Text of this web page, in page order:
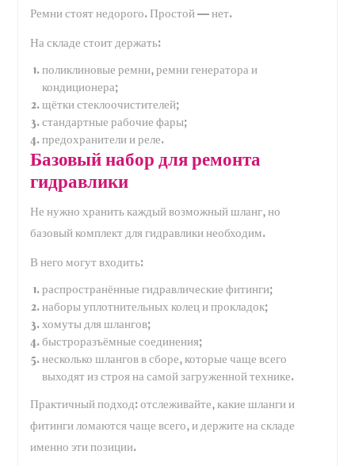
Ремни стоят недорого. Простой — нет.
На складе стоит держать:
поликлиновые ремни, ремни генератора и
кондиционера;
щётки стеклоочистителей;
стандартные рабочие фары;
предохранители и реле.
Базовый набор для ремонта
гидравлики
Не нужно хранить каждый возможный шланг, но
базовый комплект для гидравлики необходим.
В него могут входить:
распространённые гидравлические фитинги;
наборы уплотнительных колец и прокладок;
хомуты для шлангов;
быстроразъёмные соединения;
несколько шлангов в сборе, которые чаще всего
выходят из строя на самой загруженной технике.
Практичный подход: отслеживайте, какие шланги и
фитинги ломаются чаще всего, и держите на складе
именно эти позиции.